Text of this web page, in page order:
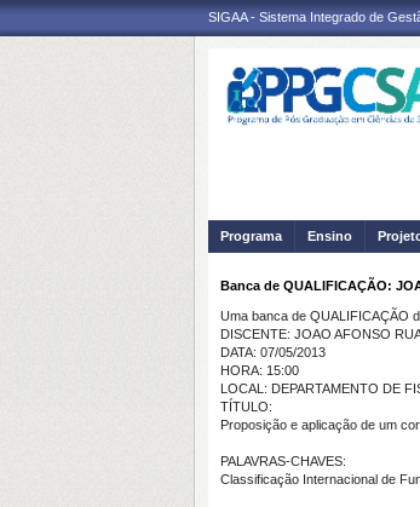
SIGAA - Sistema Integrado de
Programa Ensino
Banca de QUALIFICAÇÃO:
Uma banca de QUALIFICAÇÃO
DISCENTE: JOAO AFONSO
DATA: 07/05/2013
HORA: 15:00
LOCAL: DEPARTAMENTO DE
TÍTULO:
Proposição e aplicação de um
PALAVRAS-CHAVES:
Classificação Internacional de